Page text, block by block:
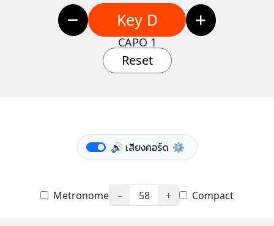
Key D
CAPO 1
Reset
🔊 เสียงคอร์ด ⚙️
Metronome − 58 + Compact